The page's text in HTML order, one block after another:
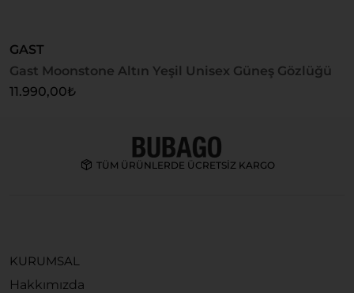
GAST
Gast Moonstone Altın Yeşil Unisex Güneş Gözlüğü
11.990,00₺
TÜM ÜRÜNLERDE ÜCRETSİZ KARGO
KURUMSAL
Hakkımızda